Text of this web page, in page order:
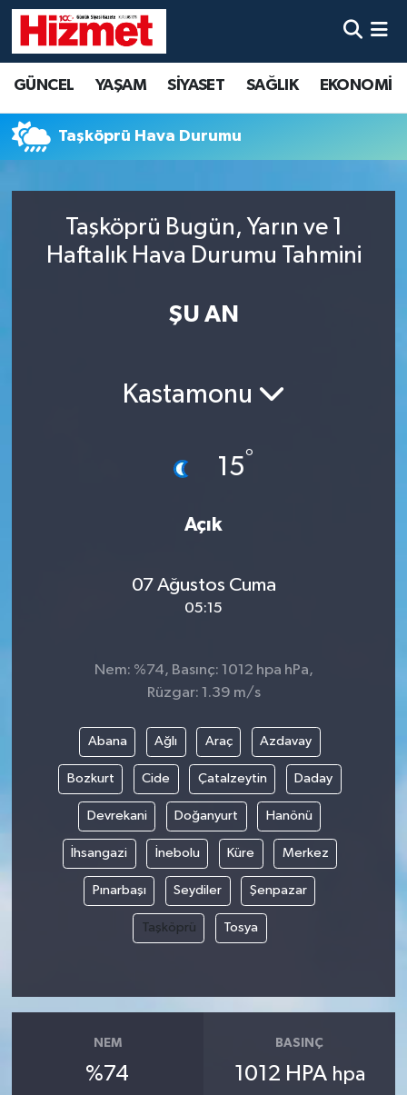
GÜNCEL YAŞAM SİYASET SAĞLIK EKONOMİ
Taşköprü Hava Durumu
Taşköprü Bugün, Yarın ve 1
Haftalık Hava Durumu Tahmini
ŞU AN
Kastamonu
15°
Açık
07 Ağustos Cuma
05:15
Nem: %74, Basınç: 1012 hpa hPa,
Rüzgar: 1.39 m/s
Abana Ağlı Araç Azdavay
Bozkurt Cide Çatalzeytin Daday
Devrekani Doğanyurt Hanönü
İhsangazi İnebolu Küre Merkez
Pınarbaşı Seydiler Şenpazar
Taşköprü Tosya
NEM
%74
BASINÇ
1012 HPA hpa
YAŞAM
SİYASET
EKONOMİ
Denizli Hava Durumu
Denizli Trafik Yoğunluk Haritası
Tüm Manşetler